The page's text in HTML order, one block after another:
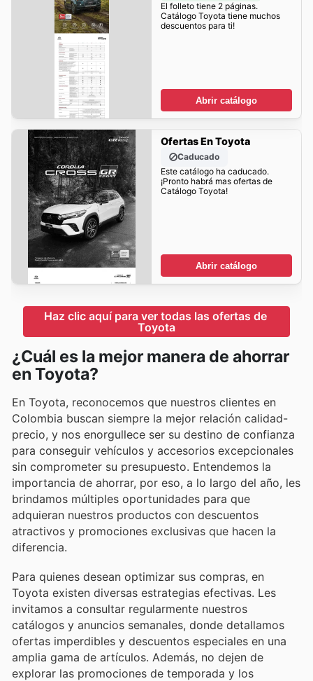
El folleto tiene 2 páginas.
Catálogo Toyota tiene muchos
descuentos para ti!
Abrir catálogo
Ofertas En Toyota
Caducado
Este catálogo ha caducado.
¡Pronto habrá mas ofertas de
Catálogo Toyota!
Abrir catálogo
Haz clic aquí para ver todas las ofertas de
Toyota
¿Cuál es la mejor manera de ahorrar
en Toyota?
En Toyota, reconocemos que nuestros clientes en
Colombia buscan siempre la mejor relación calidad-
precio, y nos enorgullece ser su destino de confianza
para conseguir vehículos y accesorios excepcionales
sin comprometer su presupuesto. Entendemos la
importancia de ahorrar, por eso, a lo largo del año, les
brindamos múltiples oportunidades para que
adquieran nuestros productos con descuentos
atractivos y promociones exclusivas que hacen la
diferencia.
Para quienes desean optimizar sus compras, en
Toyota existen diversas estrategias efectivas. Les
invitamos a consultar regularmente nuestros
catálogos y anuncios semanales, donde detallamos
ofertas imperdibles y descuentos especiales en una
amplia gama de artículos. Además, no dejen de
explorar las promociones de temporada y los